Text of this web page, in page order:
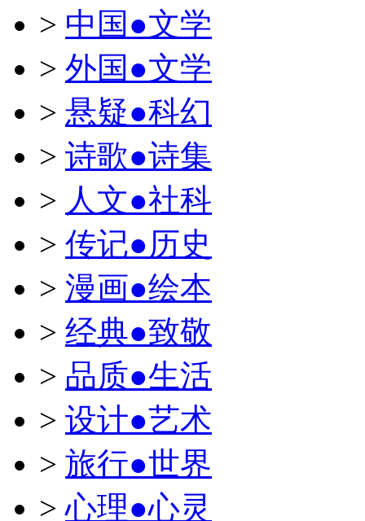
> 中国●文学
> 外国●文学
> 悬疑●科幻
> 诗歌●诗集
> 人文●社科
> 传记●历史
> 漫画●绘本
> 经典●致敬
> 品质●生活
> 设计●艺术
> 旅行●世界
>心理●心灵